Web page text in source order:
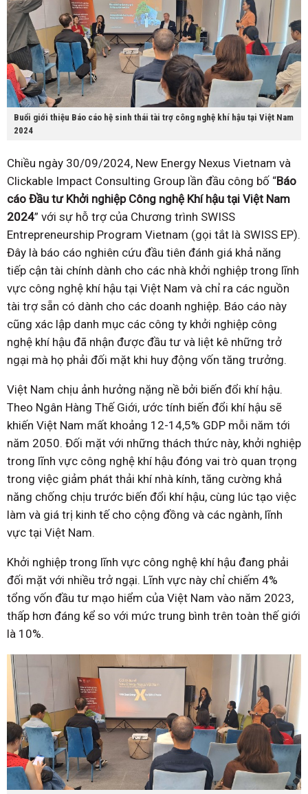
Buổi giới thiệu Báo cáo hệ sinh thái tài trợ công nghệ khí hậu tại Việt Nam
2024
Chiều ngày 30/09/2024, New Energy Nexus Vietnam và
Clickable Impact Consulting Group lần đầu công bố “Báo
cáo Đầu tư Khởi nghiệp Công nghệ Khí hậu tại Việt Nam
2024” với sự hỗ trợ của Chương trình SWISS
Entrepreneurship Program Vietnam (gọi tắt là SWISS EP).
Đây là báo cáo nghiên cứu đầu tiên đánh giá khả năng
tiếp cận tài chính dành cho các nhà khởi nghiệp trong lĩnh
vực công nghệ khí hậu tại Việt Nam và chỉ ra các nguồn
tài trợ sẵn có dành cho các doanh nghiệp. Báo cáo này
cũng xác lập danh mục các công ty khởi nghiệp công
nghệ khí hậu đã nhận được đầu tư và liệt kê những trở
ngại mà họ phải đối mặt khi huy động vốn tăng trưởng.
Việt Nam chịu ảnh hưởng nặng nề bởi biến đổi khí hậu.
Theo Ngân Hàng Thế Giới, ước tính biến đổi khí hậu sẽ
khiến Việt Nam mất khoảng 12-14,5% GDP mỗi năm tới
năm 2050. Đối mặt với những thách thức này, khởi nghiệp
trong lĩnh vực công nghệ khí hậu đóng vai trò quan trọng
trong việc giảm phát thải khí nhà kính, tăng cường khả
năng chống chịu trước biến đổi khí hậu, cùng lúc tạo việc
làm và giá trị kinh tế cho cộng đồng và các ngành, lĩnh
vực tại Việt Nam.
Khởi nghiệp trong lĩnh vực công nghệ khí hậu đang phải
đối mặt với nhiều trở ngại. Lĩnh vực này chỉ chiếm 4%
tổng vốn đầu tư mạo hiểm của Việt Nam vào năm 2023,
thấp hơn đáng kể so với mức trung bình trên toàn thế giới
là 10%.